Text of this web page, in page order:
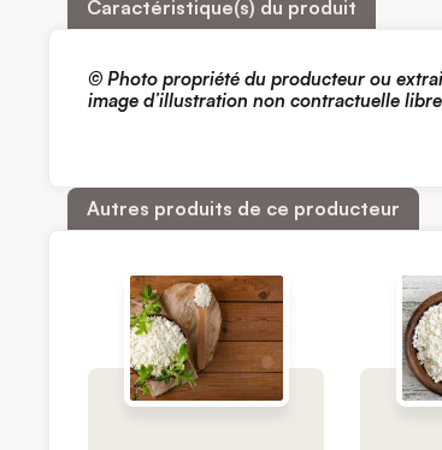
Caractéristique(s) du produit
© Photo propriété du producteur ou
image d’illustration non contractuelle
Autres produits de ce producteur